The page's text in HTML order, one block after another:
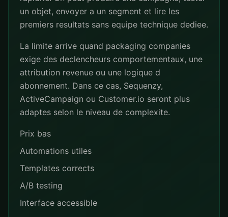
un objet, envoyer a un segment et lire les
premiers resultats sans equipe technique dediee.
La limite arrive quand packaging companies
exige des declencheurs comportementaux, une
attribution revenue ou une logique d
abonnement. Dans ce cas, Sequenzy,
ActiveCampaign ou Customer.io seront plus
adaptes selon le niveau de complexite.
Prix bas
Automations utiles
Templates corrects
A/B testing
Interface accessible